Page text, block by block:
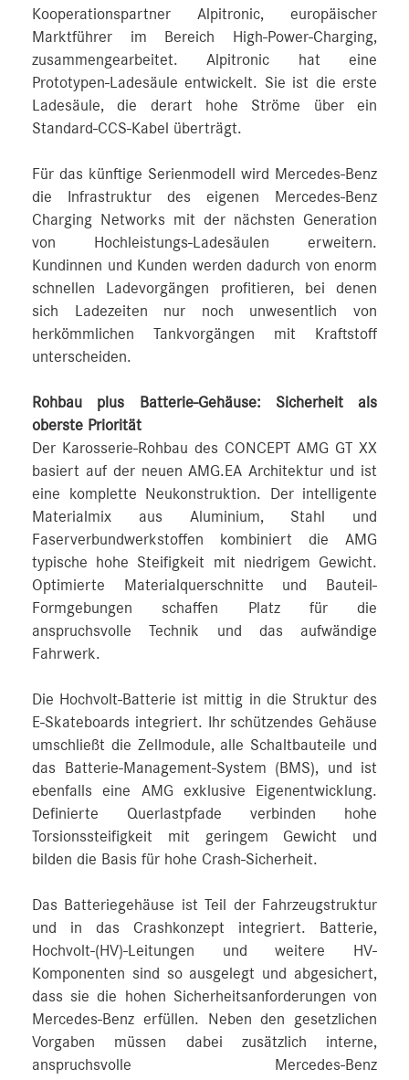
Kooperationspartner Alpitronic, europäischer
Marktführer im Bereich High-Power-Charging,
zusammengearbeitet. Alpitronic hat eine
Prototypen-Ladesäule entwickelt. Sie ist die erste
Ladesäule, die derart hohe Ströme über ein
Standard-CCS-Kabel überträgt.
Für das künftige Serienmodell wird Mercedes‑Benz
die Infrastruktur des eigenen Mercedes‑Benz
Charging Networks mit der nächsten Generation
von Hochleistungs-Ladesäulen erweitern.
Kundinnen und Kunden werden dadurch von enorm
schnellen Ladevorgängen profitieren, bei denen
sich Ladezeiten nur noch unwesentlich von
herkömmlichen Tankvorgängen mit Kraftstoff
unterscheiden.
Rohbau plus Batterie-Gehäuse: Sicherheit als
oberste Priorität
Der Karosserie-Rohbau des CONCEPT AMG GT XX
basiert auf der neuen AMG.EA Architektur und ist
eine komplette Neukonstruktion. Der intelligente
Materialmix aus Aluminium, Stahl und
Faserverbundwerkstoffen kombiniert die AMG
typische hohe Steifigkeit mit niedrigem Gewicht.
Optimierte Materialquerschnitte und Bauteil-
Formgebungen schaffen Platz für die
anspruchsvolle Technik und das aufwändige
Fahrwerk.
Die Hochvolt-Batterie ist mittig in die Struktur des
E-Skateboards integriert. Ihr schützendes Gehäuse
umschließt die Zellmodule, alle Schaltbauteile und
das Batterie-Management-System (BMS), und ist
ebenfalls eine AMG exklusive Eigenentwicklung.
Definierte Querlastpfade verbinden hohe
Torsionssteifigkeit mit geringem Gewicht und
bilden die Basis für hohe Crash-Sicherheit.
Das Batteriegehäuse ist Teil der Fahrzeugstruktur
und in das Crashkonzept integriert. Batterie,
Hochvolt-(HV)-Leitungen und weitere HV-
Komponenten sind so ausgelegt und abgesichert,
dass sie die hohen Sicherheitsanforderungen von
Mercedes‑Benz erfüllen. Neben den gesetzlichen
Vorgaben müssen dabei zusätzlich interne,
anspruchsvolle Mercedes-Benz